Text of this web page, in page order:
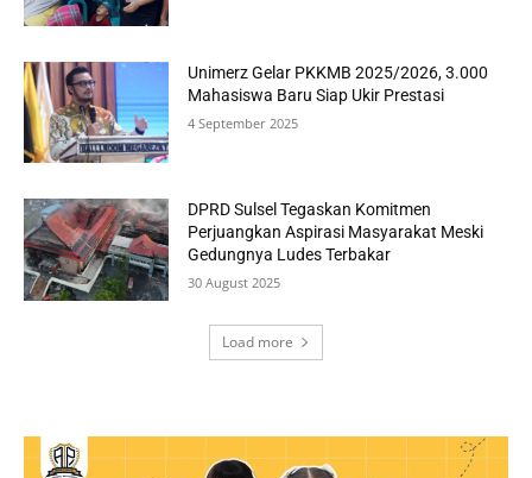
Unimerz Gelar PKKMB 2025/2026, 3.000
Mahasiswa Baru Siap Ukir Prestasi
4 September 2025
DPRD Sulsel Tegaskan Komitmen
Perjuangkan Aspirasi Masyarakat Meski
Gedungnya Ludes Terbakar
30 August 2025
Load more